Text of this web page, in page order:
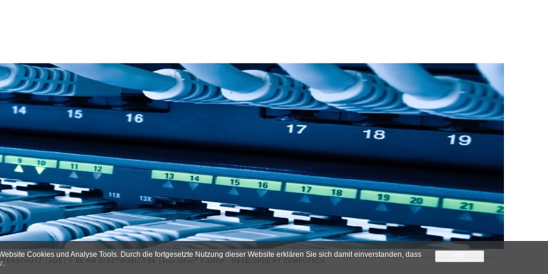
AGB | © BY RW ELECTRONICS EK E-SHOP - DEVELOPED BY
Cookies und Analyse Tools. Durch die fortgesetzte Nutzung dieser Website erklären Sie sich damit einverstanden, dass
.